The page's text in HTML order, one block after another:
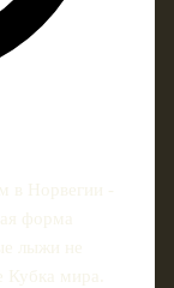
в Норвегии -
форма
лыжи не
Кубка мира.